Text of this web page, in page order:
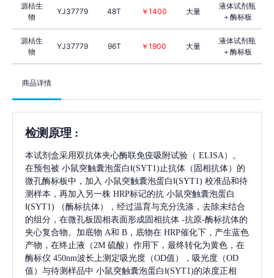
源桔生
物
YJ37779 48T ￥1400 大量
液体试剂瓶
＋酶标板
源桔生
物
YJ37779 96T ￥1900 大量
液体试剂瓶
＋酶标板
商品详情
检测原理 :
本试剂盒采用双抗体夹心酶联免疫吸附试验（ ELISA）。
在预包被 小鼠突触囊泡蛋白Ⅰ(SYT1) 止抗体（固相抗体）的
微孔酶标板中，加入 小鼠突触囊泡蛋白Ⅰ(SYT1) 校准品和待
测样本，再加入另一株 HRP标记的抗 小鼠突触囊泡蛋白
Ⅰ(SYT1)
（酶标抗体），经过温育与充分洗涤，去除未结合
的组分，在微孔板固相表面形成固相抗体 -抗原-酶标抗体的
夹心复合物。加底物 A和 B，底物在 HRP催化下，产生蓝色
产物，在终止液（2M 硫酸）作用下，最终转化为黄色，在
酶标仪 450nm波长上测定吸光度（OD值），吸光度（OD
值）与待测样品中 小鼠突触囊泡蛋白Ⅰ(SYT1)的浓度正相